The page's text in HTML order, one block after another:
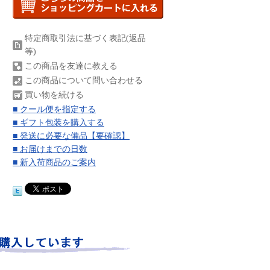
特定商取引法に基づく表記(返品
等)
この商品を友達に教える
この商品について問い合わせる
買い物を続ける
■ クール便を指定する
■ ギフト包装を購入する
■ 発送に必要な備品【要確認】
■ お届けまでの日数
■ 新入荷商品のご案内